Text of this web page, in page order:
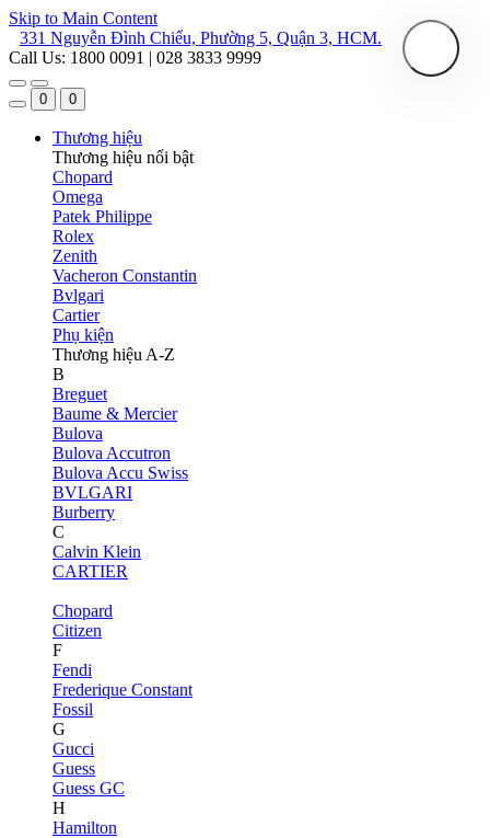
Skip to Main Content
331 Nguyễn Đình Chiểu, Phường 5, Quận 3, HCM.
Call Us: 1800 0091 | 028 3833 9999
0 0
Thương hiệu
Thương hiệu nổi bật
Chopard
Omega
Patek Philippe
Rolex
Zenith
Vacheron Constantin
Bvlgari
Cartier
Phụ kiện
Thương hiệu A-Z
B
Breguet
Baume & Mercier
Bulova
Bulova Accutron
Bulova Accu Swiss
BVLGARI
Burberry
C
Calvin Klein
CARTIER
Chopard
Citizen
F
Fendi
Frederique Constant
Fossil
G
Gucci
Guess
Guess GC
H
Hamilton